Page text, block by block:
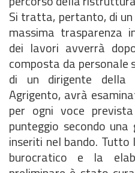
Si tratta, pertanto, di
massima trasparenza
dei lavori avverrà
composta da personale
di un dirigente della
Agrigento, avrà
per ogni voce
punteggio secondo
inseriti nel bando.
burocratico e la